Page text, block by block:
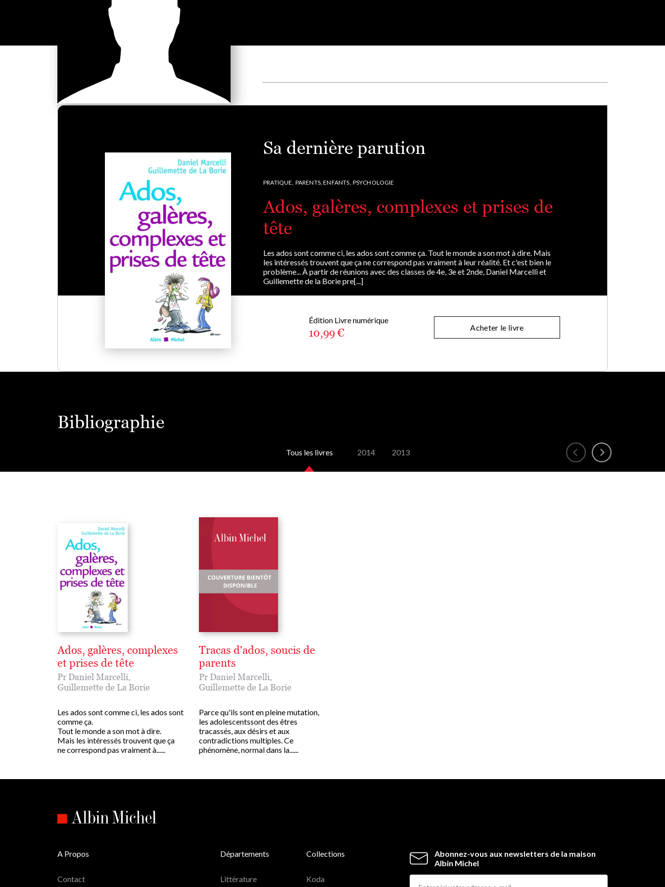
Sa dernière parution
PRATIQUE, PARENTS, ENFANTS, PSYCHOLOGIE
Ados, galères, complexes et prises de
tête
Les ados sont comme ci, les ados sont comme ça. Tout le monde a son mot à dire. Mais
les intéressés trouvent que ça ne correspond pas vraiment à leur réalité. Et c'est bien le
problème... À partir de réunions avec des classes de 4e, 3e et 2nde, Daniel Marcelli et
Guillemette de la Borie pre[...]
Édition Livre numérique
10,99 € Acheter le livre
Bibliographie
Tous les livres 2014 2013
Ados, galères, complexes
et prises de tête
Pr Daniel Marcelli,
Guillemette de La Borie
Les ados sont comme ci, les ados sont
comme ça.
Tout le monde a son mot à dire.
Mais les intéressés trouvent que ça
ne correspond pas vraiment à......
Tracas d'ados, soucis de
parents
Pr Daniel Marcelli,
Guillemette de La Borie
Parce qu'ils sont en pleine mutation,
les adolescentssont des êtres
tracassés, aux désirs et aux
contradictions multiples. Ce
phénomène, normal dans la......
Abonnez-vous aux newsletters de la maison
Albin Michel
A Propos
Contact
Départements
Littérature
Collections
Koda